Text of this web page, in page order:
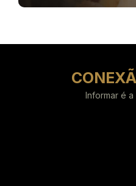
Informar é a